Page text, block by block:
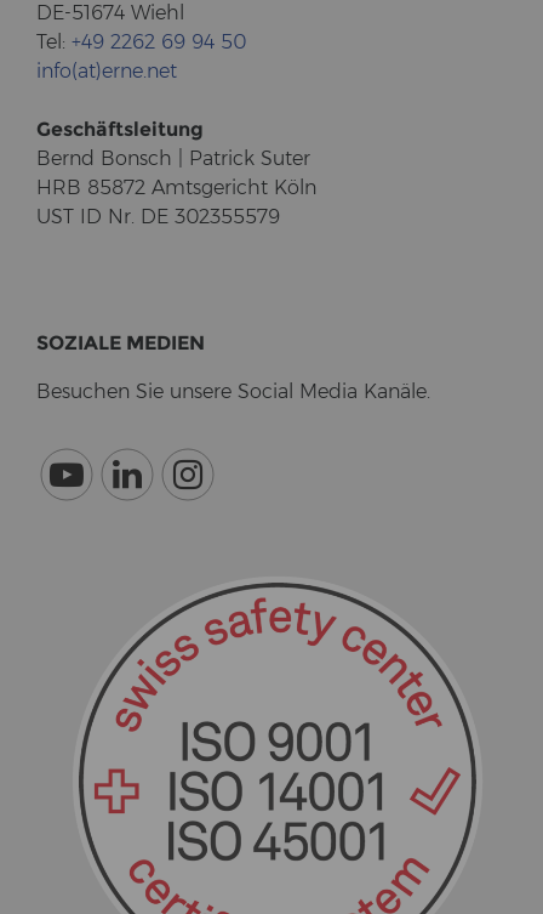
DE-51674 Wiehl
Tel: +49 2262 69 94 50
info(at)erne.net
Ge­schäfts­lei­tung
Bernd Bonsch | Pa­trick Suter
HRB 85872 Amts­ge­richt Köln
UST ID Nr. DE 302355579
SO­ZIA­LE ME­DI­EN
Be­su­chen Sie un­se­re So­cial Media Ka­nä­le.